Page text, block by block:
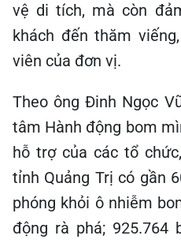
vệ di tích, mà còn
khách đến thăm
viên của đơn vị.
Theo ông Đinh Ngọc
tâm Hành động bom
hỗ trợ của các tổ
tỉnh Quảng Trị có gần
phóng khỏi ô nhiễm
động rà phá; 925.764